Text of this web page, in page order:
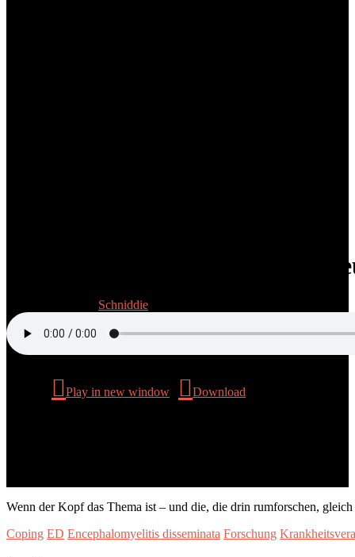
Folge 3/22: Wir müssen über
Schniddie
Play in new window Download
Wenn der Kopf das Thema ist – und die, die drin rumforschen,
Coping ED Encephalomyelitis disseminata Forschung